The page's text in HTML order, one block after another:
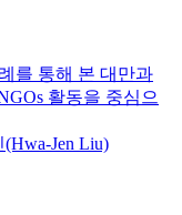
를 통해 본 대만과
활동을 중심으
Jen Liu)